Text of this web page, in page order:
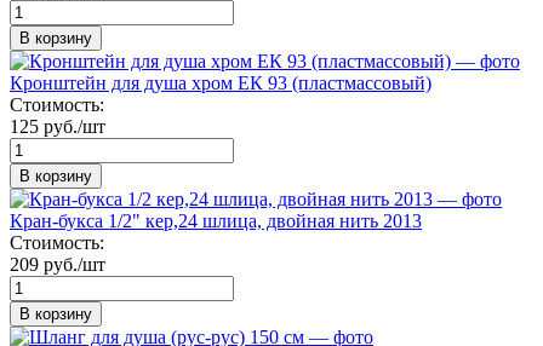
В корзину
Кронштейн для душа хром ЕК 93 (пластмассовый)
Стоимость:
125 руб./шт
В корзину
Кран-букса 1/2" кер,24 шлица, двойная нить 2013
Стоимость:
209 руб./шт
В корзину